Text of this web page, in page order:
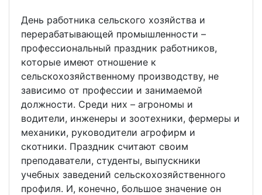
День работника сельского хозяйства и
перерабатывающей промышленности –
профессиональный праздник работников,
которые имеют отношение к
сельскохозяйственному производству, не
зависимо от профессии и занимаемой
должности. Среди них – агрономы и
водители, инженеры и зоотехники, фермеры и
механики, руководители агрофирм и
скотники. Праздник считают своим
преподаватели, студенты, выпускники
учебных заведений сельскохозяйственного
профиля. И, конечно, большое значение он